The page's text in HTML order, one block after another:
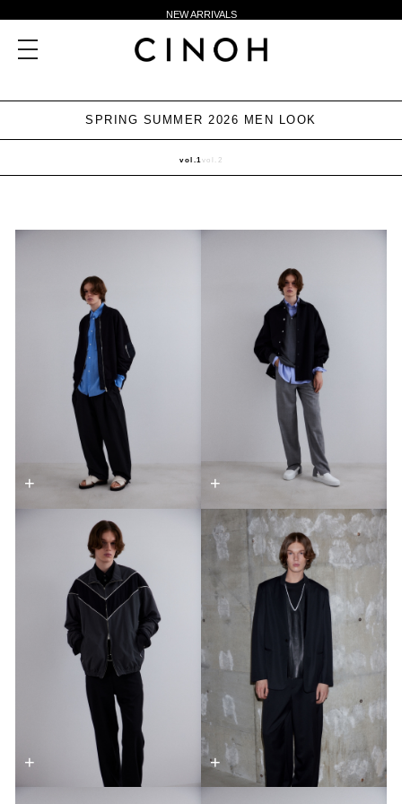
NEW ARRIVALS
新規会員登録500ポイントプレゼント
夏季休業に伴う一部業務休業のお知らせ
新規会員登録500ポイントプレゼント
toggle
navigation
SPRING SUMMER 2026 MEN LOOK
vol.1vol.2
+ +
+ +